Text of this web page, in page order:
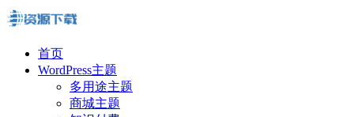
首页
WordPress主题
多用途主题
商城主题